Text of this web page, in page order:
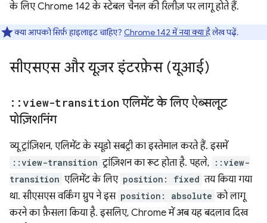
के लिए Chrome 142 के स्टेबल चैनल की रिलीज़ पर लागू होते हैं.
क्या आपको सिर्फ़ हाइलाइट चाहिए? Chrome 142 में नया क्या हैलेख पढ़ें.
सीएसएस और यूज़र इंटरफ़ेस (यूआई)
:: view-transition एलिमेंट के लिए ऐब्सलूट
पोज़िशनिंग
व्यू ट्रांज़िशन, एलिमेंट के स्यूडो सबट्री का इस्तेमाल करते हैं. इसमें
::view-transition ट्रांज़िशन का रूट होता है. पहले, ::view-
transition एलिमेंट के लिए position: fixed तय किया गया
था. सीएसएस वर्किंग ग्रुप ने इस position: absolute को लागू
करने का फ़ैसला किया है. इसलिए, Chrome में अब यह बदलाव दिख